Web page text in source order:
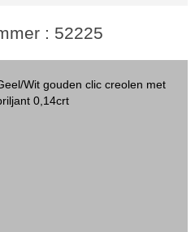
: 52225
Wit gouden clic creolen met
0,14crt